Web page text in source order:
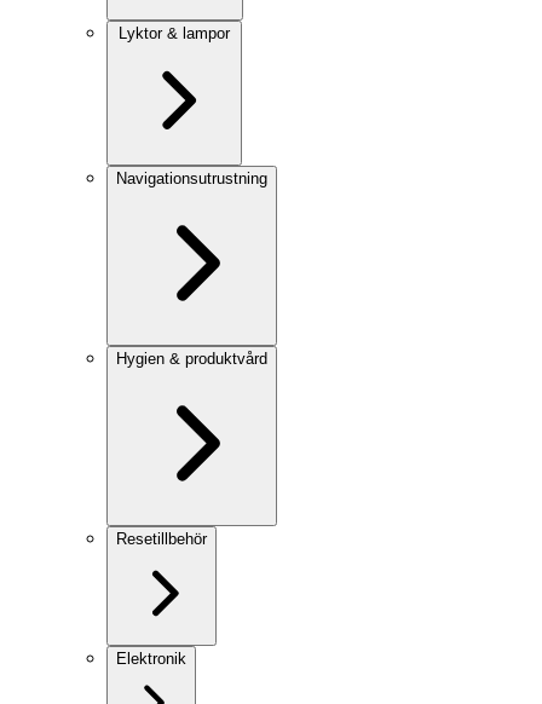
Lyktor & lampor
Navigationsutrustning
Hygien & produktvård
Resetillbehör
Elektronik